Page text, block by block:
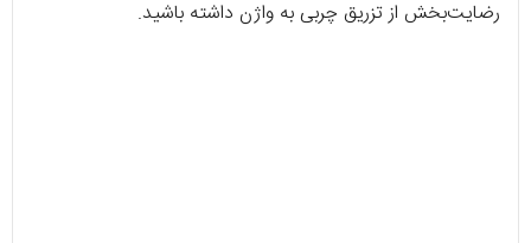
رضایت‌بخش از تزریق چربی به واژن داشته باشید.